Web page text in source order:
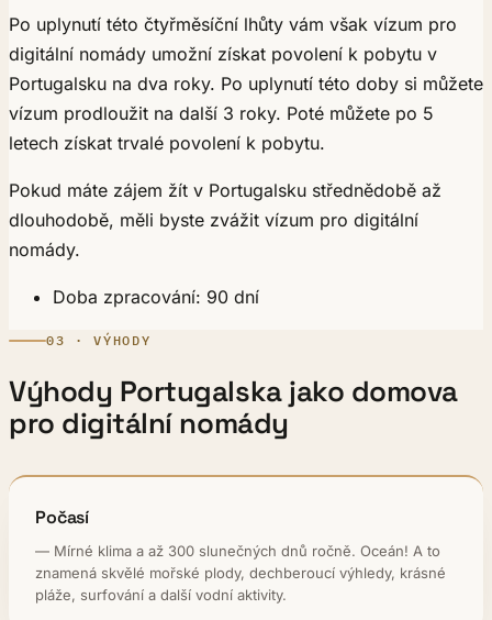
Po uplynutí této čtyřměsíční lhůty vám však vízum pro
digitální nomády umožní získat povolení k pobytu v
Portugalsku na dva roky. Po uplynutí této doby si můžete
vízum prodloužit na další 3 roky. Poté můžete po 5
letech získat trvalé povolení k pobytu.
Pokud máte zájem žít v Portugalsku střednědobě až
dlouhodobě, měli byste zvážit vízum pro digitální
nomády.
Doba zpracování: 90 dní
03 · VÝHODY
Výhody Portugalska jako domova
pro digitální nomády
Počasí
— Mírné klima a až 300 slunečných dnů ročně. Oceán! A to
znamená skvělé mořské plody, dechberoucí výhledy, krásné
pláže, surfování a další vodní aktivity.